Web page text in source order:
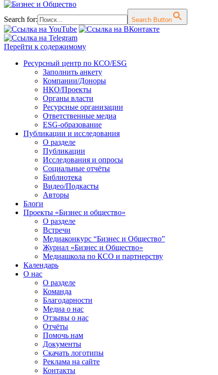
Search for: Search Button
Перейти к содержимому
Ресурсный центр по КСО/ESG
Заполнить анкету
Компании/Доноры
НКО/Проекты
Органы власти
Ресурсные организации
Ответственные медиа
ESG-образование
Публикации и исследования
О разделе
Публикации
Исследования и опросы
Социальные отчёты
Библиотека
Видео/Подкасты
Авторы
Блоги
Проекты «Бизнес и общество»
О разделе
Встречи
Медиаконкурс “Бизнес и Общество”
Журнал «Бизнес и Общество»
Медиашкола по КСО и партнерству
Календарь
О нас
О разделе
Команда
Благодарности
Медиа о нас
Отзывы о нас
Отчёты
Помочь нам
Документы
Скачать логотипы
Реклама на сайте
Контакты